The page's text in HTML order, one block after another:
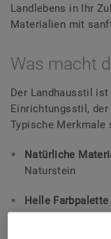
Landlebens in Ihr
Materialien mit
Was macht
Der Landhausstil
Einrichtungsstil,
Typische Merkmale
Natürliche
Naturstein
Helle Farbpalette
Farben